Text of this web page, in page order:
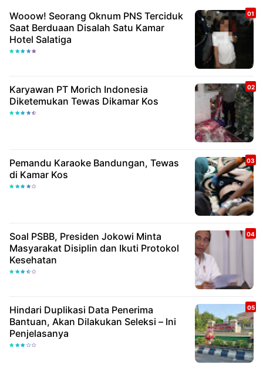
Wooow! Seorang Oknum PNS Terciduk
Saat Berduaan Disalah Satu Kamar
Hotel Salatiga
Karyawan PT Morich Indonesia
Diketemukan Tewas Dikamar Kos
Pemandu Karaoke Bandungan, Tewas
di Kamar Kos
Soal PSBB, Presiden Jokowi Minta
Masyarakat Disiplin dan Ikuti Protokol
Kesehatan
Hindari Duplikasi Data Penerima
Bantuan, Akan Dilakukan Seleksi – Ini
Penjelasanya